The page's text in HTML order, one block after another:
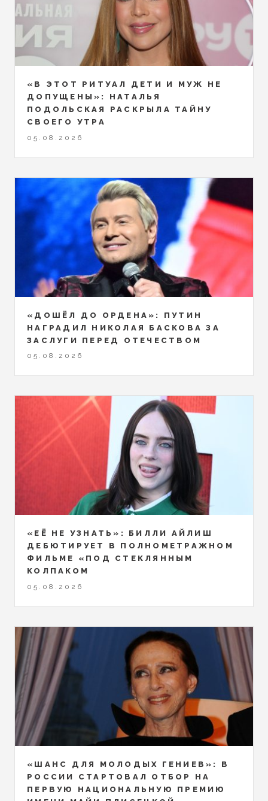
«В ЭТОТ РИТУАЛ ДЕТИ И МУЖ НЕ
ДОПУЩЕНЫ»: НАТАЛЬЯ
ПОДОЛЬСКАЯ РАСКРЫЛА ТАЙНУ
СВОЕГО УТРА
05.08.2026
«ДОШЁЛ ДО ОРДЕНА»: ПУТИН
НАГРАДИЛ НИКОЛАЯ БАСКОВА ЗА
ЗАСЛУГИ ПЕРЕД ОТЕЧЕСТВОМ
05.08.2026
«ЕЁ НЕ УЗНАТЬ»: БИЛЛИ АЙЛИШ
ДЕБЮТИРУЕТ В ПОЛНОМЕТРАЖНОМ
ФИЛЬМЕ «ПОД СТЕКЛЯННЫМ
КОЛПАКОМ
05.08.2026
«ШАНС ДЛЯ МОЛОДЫХ ГЕНИЕВ»: В
РОССИИ СТАРТОВАЛ ОТБОР НА
ПЕРВУЮ НАЦИОНАЛЬНУЮ ПРЕМИЮ